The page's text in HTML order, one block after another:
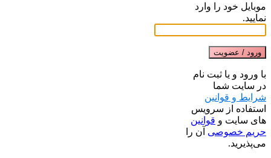
موبایل خود را وارد
نمایید.
ورود / عضویت
با ورود و یا ثبت نام
در سایت شما
شرایط و قوانین
استفاده از سرویس
های سایت و قوانین
حریم خصوصی آن را
می‌پذیرید.